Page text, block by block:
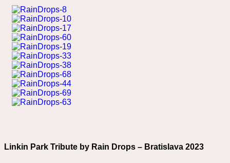
Linkin Park Tribute by Rain Drops – Bratislava 2023